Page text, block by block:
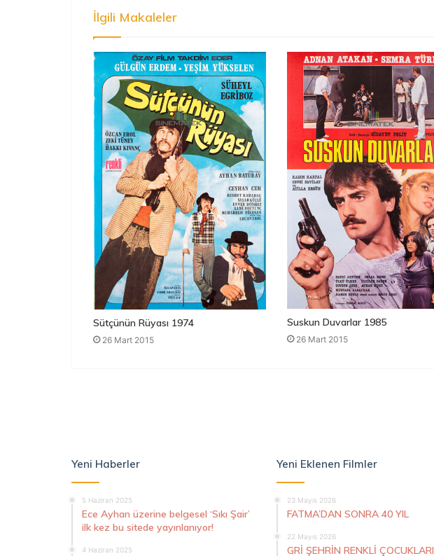
İlgili Makaleler
Sütçünün Rüyası 1974
26 Mart 2015
Suskun Duvarlar 1985
26 Mart 2015
Yeni Haberler
5 Haziran 2025
Ece Ayhan üzerine belgesel ‘Sıkı Şair’
ilk kez bu sitede yayınlanıyor!
4 Haziran 2025
Yeni Eklenen Filmler
23 Mayıs 2026
FATMA’DAN SONRA 40 YIL
22 Mayıs 2026
GRİ ŞEHRİN RENKLİ ÇOCUKLARI